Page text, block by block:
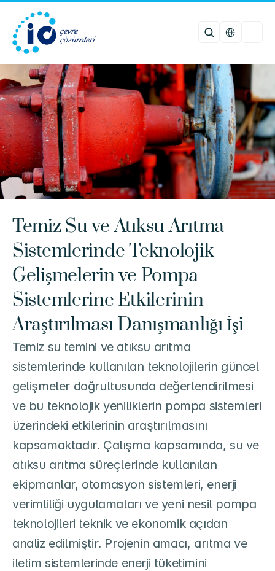
Temiz Su ve Atıksu Arıtma
Sistemlerinde Teknolojik
Gelişmelerin ve Pompa
Sistemlerine Etkilerinin
Araştırılması Danışmanlığı İşi
Temiz su temini ve atıksu arıtma
sistemlerinde kullanılan teknolojilerin güncel
gelişmeler doğrultusunda değerlendirilmesi
ve bu teknolojik yeniliklerin pompa sistemleri
üzerindeki etkilerinin araştırılmasını
kapsamaktadır. Çalışma kapsamında, su ve
atıksu arıtma süreçlerinde kullanılan
ekipmanlar, otomasyon sistemleri, enerji
verimliliği uygulamaları ve yeni nesil pompa
teknolojileri teknik ve ekonomik açıdan
analiz edilmiştir. Projenin amacı, arıtma ve
iletim sistemlerinde enerji tüketimini